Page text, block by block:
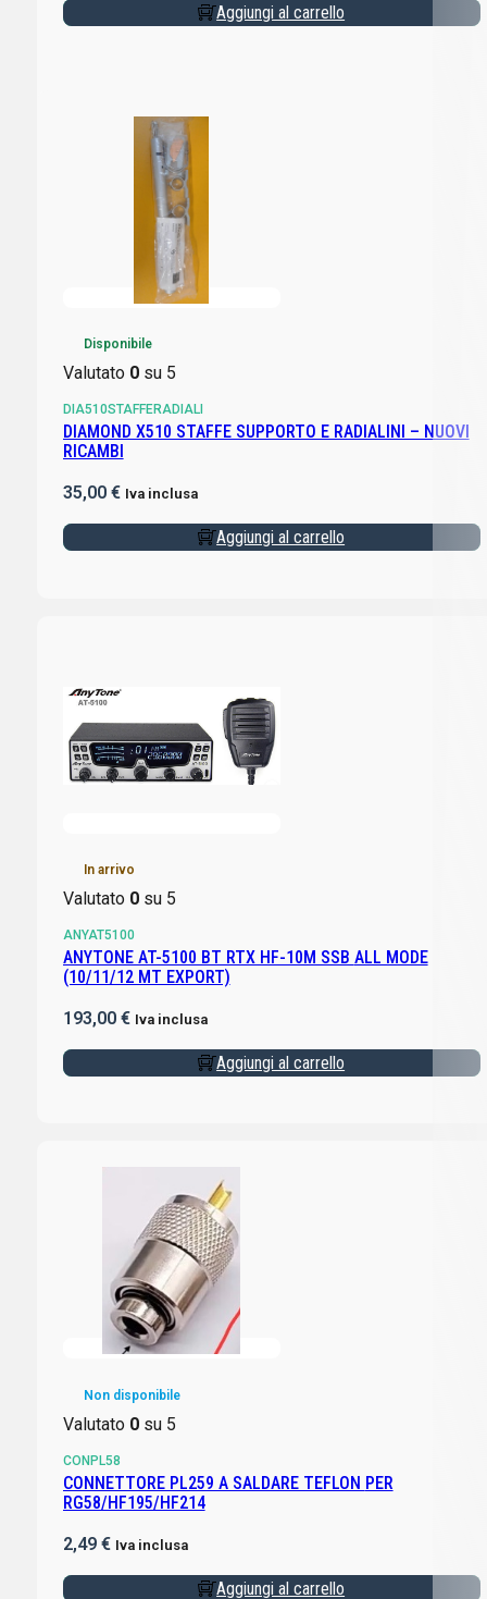
Aggiungi al carrello
Disponibile
Valutato 0su 5
DIA510STAFFERADIALI
DIAMOND X510 STAFFE SUPPORTO E RADIALINI – NUOVI
RICAMBI
35,00 € Iva inclusa
Aggiungi al carrello
In arrivo
Valutato 0su 5
ANYAT5100
ANYTONE AT-5100 BT RTX HF-10M SSB ALL MODE
(10/11/12 MT EXPORT)
193,00 € Iva inclusa
Aggiungi al carrello
Non disponibile
Valutato 0su 5
CONPL58
CONNETTORE PL259 A SALDARE TEFLON PER
RG58/HF195/HF214
2,49 € Iva inclusa
Aggiungi al carrello